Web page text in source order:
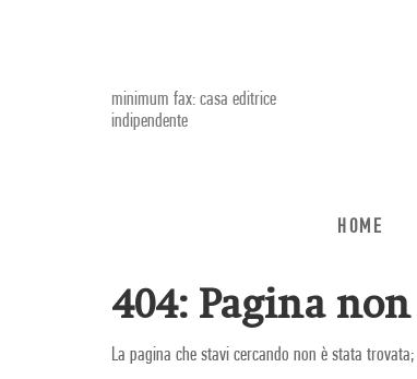
minimum fax: casa editrice
indipendente
HOME
404: Pagina
La pagina che stavi cercando non è stata